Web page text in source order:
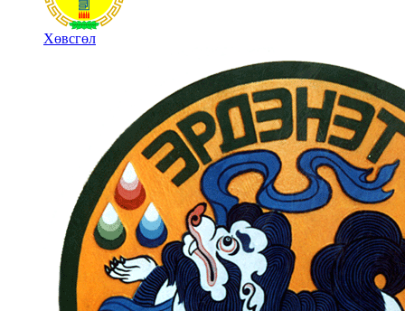
Хөвсгөл